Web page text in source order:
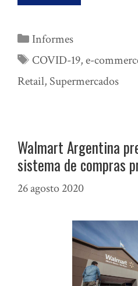
Categorías
Informes
Etiquetas
COVID-19,e-
Retail, Supermercados
Walmart Argentina
sistema de compras
26 agosto 2020